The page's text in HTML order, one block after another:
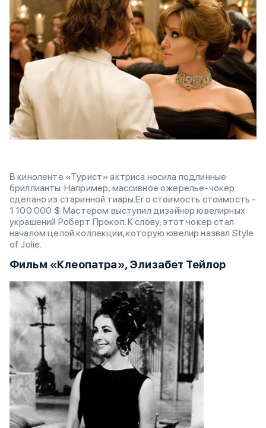
В киноленте «Турист» актриса носила подлинные
бриллианты. Например, массивное ожерелье-чокер
сделано из старинной тиары.Его стоимость стоимость -
1 100 000 $. Мастером выступил дизайнер ювелирных
украшений Роберт Прокоп. К слову, этот чокер стал
началом целой коллекции, которую ювелир назвал Style
of Jolie.
Фильм «Клеопатра», Элизабет Тейлор